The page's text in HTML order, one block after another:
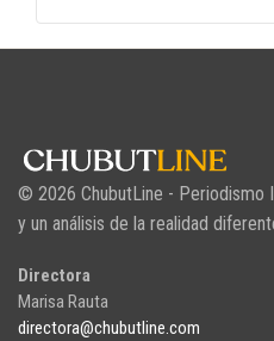
© 2026 ChubutLine - Periodismo
y un análisis de la realidad
Directora
Marisa Rauta
directora@chubutline.com